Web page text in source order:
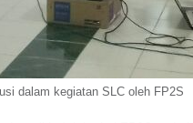
dalam kegiatan SLC oleh FP2S